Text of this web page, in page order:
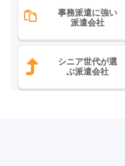
事務派遣に強い
派遣会社
シニア世代が選
ぶ派遣会社